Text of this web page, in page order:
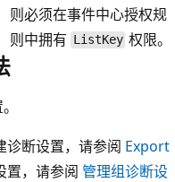
则必须在事件中心授权规
则中拥有 ListKey 权限。
诊断设置，请参阅 Export
置，请参阅 管理组诊断设